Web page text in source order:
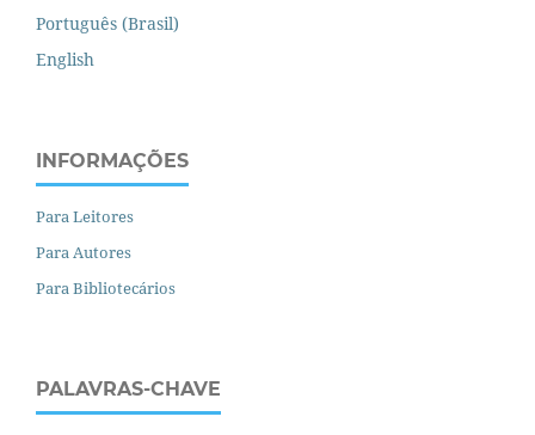
Português (Brasil)
English
INFORMAÇÕES
Para Leitores
Para Autores
Para Bibliotecários
PALAVRAS-CHAVE